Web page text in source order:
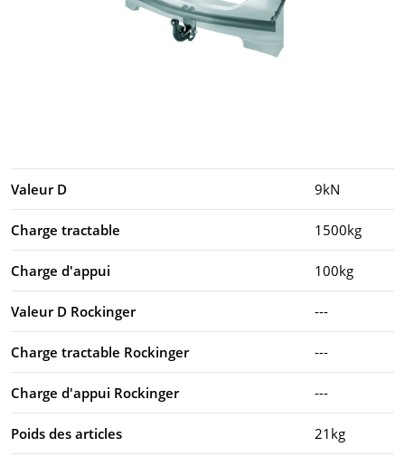
Valeur D 9kN
Charge tractable 1500kg
Charge d'appui 100kg
Valeur D Rockinger ---
Charge tractable Rockinger ---
Charge d'appui Rockinger ---
Poids des articles 21kg